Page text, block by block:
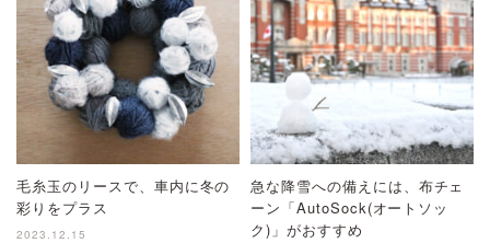
毛糸玉のリースで、車内に冬の
彩りをプラス
2023.12.15
急な降雪への備えには、布チェ
ーン「AutoSock(オートソッ
ク)」がおすすめ